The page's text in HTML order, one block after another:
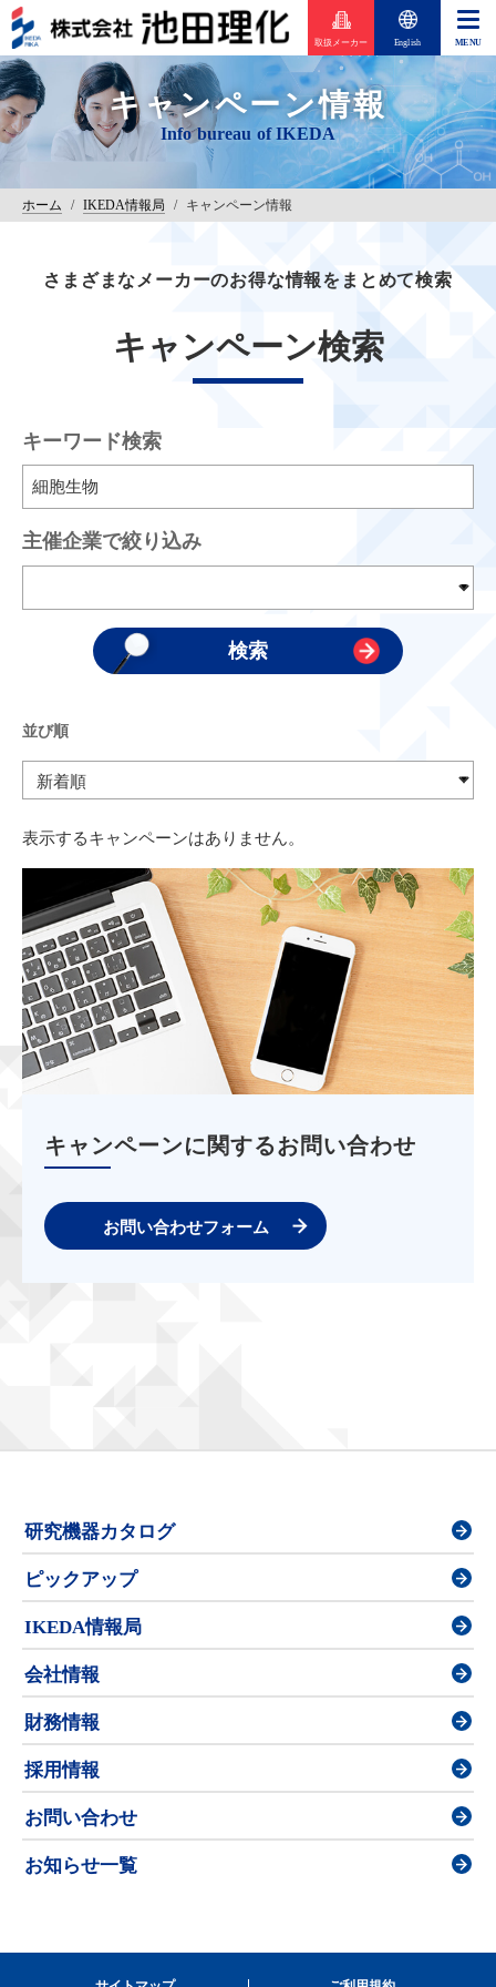
取扱メーカー English
キャンペーン情報
ホーム / IKEDA情報局 / キャンペーン情報
さまざまなメーカーのお得な情報をまとめて検索
キャンペーン検索
キーワード検索
主催企業で絞り込み
並び順
表示するキャンペーンはありません。
キャンペーンに関するお問い合わせ
お問い合わせフォーム
研究機器カタログ
ピックアップ
IKEDA情報局
会社情報
財務情報
採用情報
お問い合わせ
お知らせ一覧